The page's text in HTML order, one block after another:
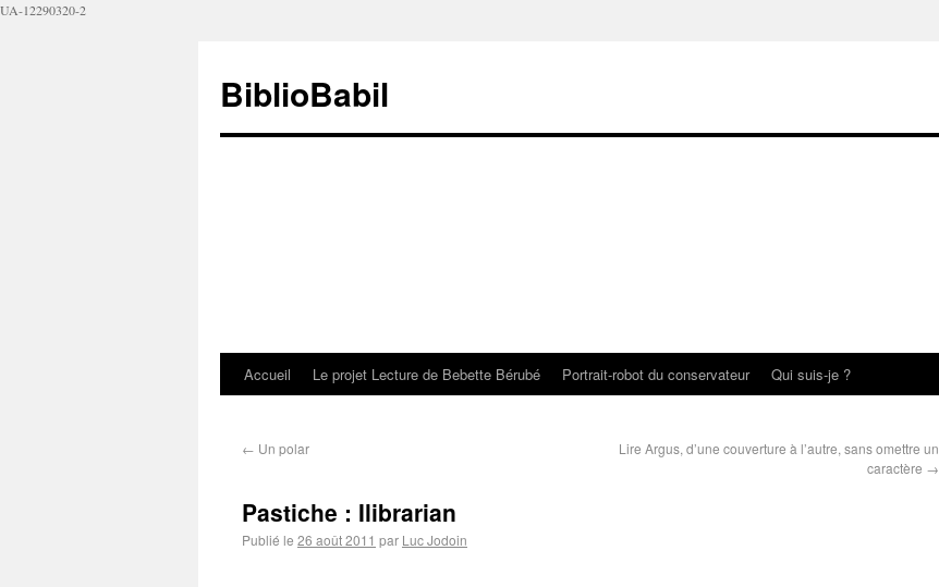
UA-12290320-2
BiblioBabil
Accueil Le projet Lecture de Bebette Bérubé Portrait-robot du conservateur Qui suis-je ?
← Un polar
Lire Argus, d’une couverture à l’autre, sans omettre un
caractère →
Pastiche : Ilibrarian
Publié le 26 août 2011 par Luc Jodoin